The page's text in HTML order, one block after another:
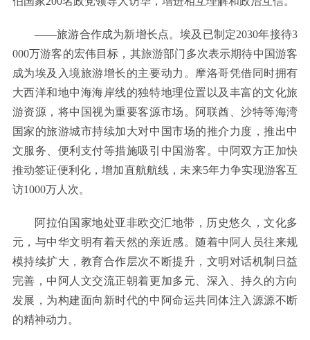
——旅游合作成为新增长点。埃及已制定2030年接待3
000万游客的宏伟目标，其旅游部门多次表示期待中国游客
成为埃及入境旅游增长的主要动力。摩洛哥凭借同时拥有
大西洋和地中海海岸线的独特地理位置以及丰富的文化旅
游资源，将中国视为重要客源市场。阿联酋、沙特等海湾
国家的旅游城市持续加大对中国市场的推介力度，推出中
文服务、便利支付等措施吸引中国游客。中阿双方正加快
推动签证便利化，增加直航航线，未来5年力争实现游客互
访1000万人次。
阿拉伯国家地处亚非欧交汇地带，历史悠久，文化多
元，与中华文明有着天然的亲近感。随着中阿人员往来规
模持续扩大，教育合作层次不断提升，文明对话机制日益
完善，中阿人文交流正朝着更加多元、深入、持久的方向
发展，为构建面向新时代的中阿命运共同体注入源源不断
的精神动力。